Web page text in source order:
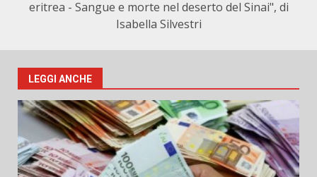
eritrea - Sangue e morte nel deserto del Sinai", di
Isabella Silvestri
LEGGI ANCHE